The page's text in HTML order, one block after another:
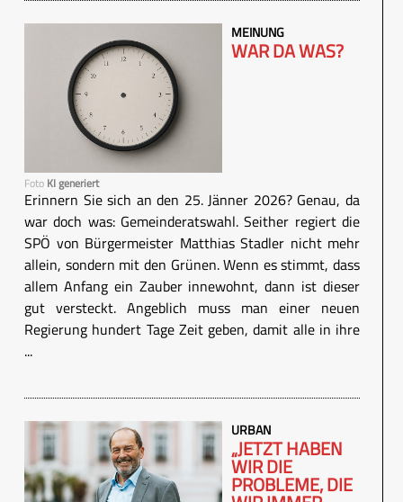
Foto KI generiert
MEINUNG
WAR DA WAS?
Erinnern Sie sich an den 25. Jänner 2026? Genau, da
war doch was: Gemeinderatswahl. Seither regiert die
SPÖ von Bürgermeister Matthias Stadler nicht mehr
allein, sondern mit den Grünen. Wenn es stimmt, dass
allem Anfang ein Zauber innewohnt, dann ist dieser
gut versteckt. Angeblich muss man einer neuen
Regierung hundert Tage Zeit geben, damit alle in ihre
...
URBAN
„JETZT HABEN
WIR DIE
PROBLEME, DIE